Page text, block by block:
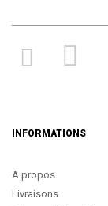
INFORMATIONS
A propos
Livraisons